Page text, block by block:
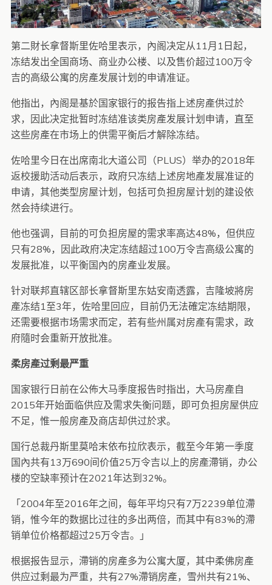
第二財长拿督斯里佐哈里表示，內阁决定从11月1日起，
冻结发出全国商场、商业办公楼、以及售价超过100万令
吉的高级公寓的房產发展计划的申请准证。
他指出，內阁是基於国家银行的报告指上述房產供过於
求，因此决定批暂时冻结准该类房產发展计划申请，直至
这些房產在市场上的供需平衡后才解除冻结。
佐哈里今日在出席南北大道公司（PLUS）举办的2018年
返校援助活动后表示，政府只冻结上述房地產发展准证的
申请，其他类型房屋计划，包括可负担房屋计划的建设依
然会持续进行。
他也强调，目前的可负担房屋的需求率高达48%，但供应
只有28%，因此政府决定冻结超过100万令吉高级公寓的
发展批准，以平衡国內的房產业发展。
针对联邦直辖区部长拿督斯里东姑安南透露，吉隆坡將房
產冻结1至3年，佐哈里回应，目前仍无法確定冻结期限，
还需要根据市场需求而定，若有些州属对房產有需求，政
府隨时会重新开放批准。
柔房產过剩最严重
国家银行日前在公佈大马季度报告时指出，大马房產自
2015年开始面临供应及需求失衡问题，即可负担房屋供应
不足，惟一般房產及商店却供过於求。
国行总裁丹斯里莫哈末依布拉欣表示，截至今年第一季度
国內共有13万690间价值25万令吉以上的房產滯销，办公
楼的空缺率预计在2021年达到32%。
「2004年至2016年之间，每年平均只有7万2239单位滯
销，惟今年的数据比过往的多出两倍，而其中有83%的滯
销单位价格都超过25万令吉。」
根据报告显示，滯销的房產多为公寓大厦，其中柔佛房產
供应过剩最为严重，共有27%滯销房產，雪州共有21%、